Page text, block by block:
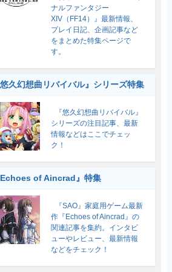
ナルファンタジー
XIV（FF14）』最新情報、
プレイ日記、企画記事など
をまとめた特集ページで
す。
久幻想曲リバイバル』シリーズ特集
『悠久幻想曲リバイバル』
シリーズの注目記事、最新
情報などはここでチェッ
ク！
of Aincrad』特集
『SAO』家庭用ゲーム最新
作『Echoes of Aincrad』の
関連記事を集約。インタビ
ューやレビュー、最新情報
などをチェック！